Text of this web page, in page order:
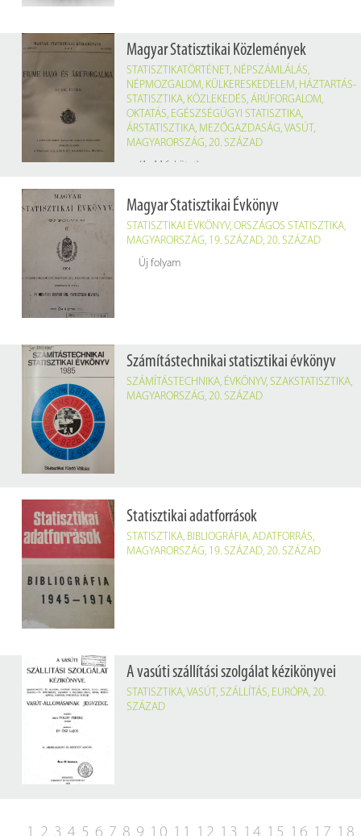
Magyar Statisztikai Közlemények
STATISZTIKATÖRTÉNET, NÉPSZÁMLÁLÁS,
NÉPMOZGALOM, KÜLKERESKEDELEM, HÁZTARTÁS-
STATISZTIKA, KÖZLEKEDÉS, ÁRÚFORGALOM,
OKTATÁS, EGÉSZSÉGÜGYI STATISZTIKA,
ÁRSTATISZTIKA, MEZŐGAZDASÁG, VASÚT,
MAGYARORSZÁG, 20. SZÁZAD
(1–116. kötet)
Magyar Statisztikai Évkönyv
STATISZTIKAI ÉVKÖNYV, ORSZÁGOS STATISZTIKA,
MAGYARORSZÁG, 19. SZÁZAD, 20. SZÁZAD
Új folyam
Számítástechnikai statisztikai évkönyv
SZÁMÍTÁSTECHNIKA, ÉVKÖNYV, SZAKSTATISZTIKA,
MAGYARORSZÁG, 20. SZÁZAD
Statisztikai adatforrások
STATISZTIKA, BIBLIOGRÁFIA, ADATFORRÁS,
MAGYARORSZÁG, 19. SZÁZAD, 20. SZÁZAD
A vasúti szállítási szolgálat kézikönyvei
STATISZTIKA, VASÚT, SZÁLLÍTÁS, EURÓPA, 20.
SZÁZAD